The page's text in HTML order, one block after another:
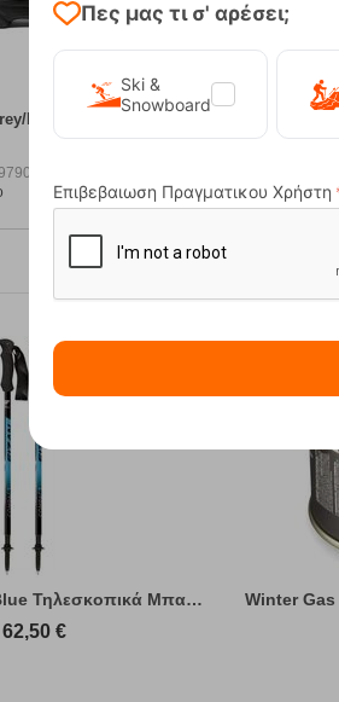
Black Ανδρικά Σανδάλια
Keen
93,50 €
Newport
Άμεσα
Compact Ocean Blue Τηλεσκοπικά Μπατόν Πεζ...
62,50 €
Winter Gas
Πες μας τι σ' αρέσει;
Ski &
Snowboard
Επιβεβαιωση Πραγματικου Χρήστη